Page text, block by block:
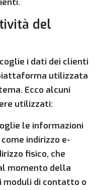
del
i dati dei clienti
utilizzata
Ecco alcuni
utilizzati:
le informazioni
indirizzo e-
fisico, che
momento della
moduli di contatto o